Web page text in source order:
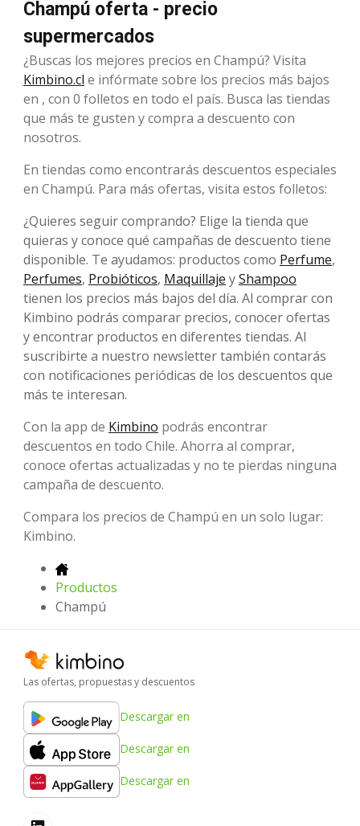
Champú oferta - precio
supermercados
¿Buscas los mejores precios en Champú? Visita
Kimbino.cl e infórmate sobre los precios más bajos
en , con 0 folletos en todo el país. Busca las tiendas
que más te gusten y compra a descuento con
nosotros.
En tiendas como encontrarás descuentos especiales
en Champú. Para más ofertas, visita estos folletos:
¿Quieres seguir comprando? Elige la tienda que
quieras y conoce qué campañas de descuento tiene
disponible. Te ayudamos: productos como Perfume,
Perfumes, Probióticos, Maquillaje yShampoo
tienen los precios más bajos del día. Al comprar con
Kimbino podrás comparar precios, conocer ofertas
y encontrar productos en diferentes tiendas. Al
suscribirte a nuestro newsletter también contarás
con notificaciones periódicas de los descuentos que
más te interesan.
Con la app de Kimbino podrás encontrar
descuentos en todo Chile. Ahorra al comprar,
conoce ofertas actualizadas y no te pierdas ninguna
campaña de descuento.
Compara los precios de Champú en un solo lugar:
Kimbino.
Productos
Champú
Las ofertas, propuestas y descuentos
Descargar en
Descargar en
Descargar en